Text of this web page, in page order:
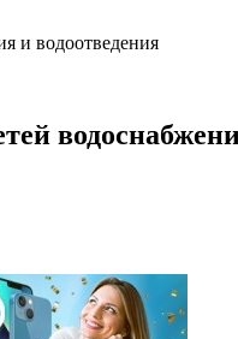
и водоотведения